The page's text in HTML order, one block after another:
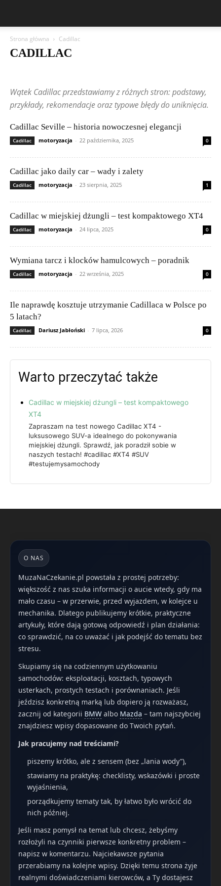
Strona główna Cadillac
CADILLAC
Ford
Geely Honda Hyundai Jeep Kia
Lamborghini
Lexus
Maserati Mazda Mercedes-Benz Mitsubishi
Nissan
Peugeot
Renault Rolls-Royce Skoda
Suzuki
Toyota Volkswagen (VW) Volvo
Wątek Cadillac przedstawiamy z różnych stron: podstawy,
przykłady, rekomendacje oraz typowe błędy do uniknięcia.
Cadillac Seville – historia nowoczesnej elegancji
Cadillac motoryzacja - 22 października, 2025 0
Cadillac jako daily car – wady i zalety
Cadillac motoryzacja - 23 sierpnia, 2025 1
Cadillac w miejskiej dżungli – test kompaktowego XT4
Cadillac motoryzacja - 24 lipca, 2025 0
Wymiana tarcz i klocków hamulcowych – poradnik
Cadillac motoryzacja - 22 września, 2025 0
Ile naprawdę kosztuje utrzymanie Cadillaca w Polsce po
5 latach?
Cadillac Dariusz Jabłoński - 7 lipca, 2026 0
Warto przeczytać także
Cadillac w miejskiej dżungli – test kompaktowego
XT4
Zapraszam na test nowego Cadillac XT4 -
luksusowego SUV-a idealnego do pokonywania
miejskiej dżungli. Sprawdź, jak poradził sobie w
naszych testach! #cadillac #XT4 #SUV
#testujemysamochody
O NAS
MuzaNaCzekanie.pl powstała z prostej potrzeby:
większość z nas szuka informacji o aucie wtedy, gdy ma
mało czasu – w przerwie, przed wyjazdem, w kolejce u
mechanika. Dlatego publikujemy krótkie, praktyczne
artykuły, które dają gotową odpowiedź i plan działania:
co sprawdzić, na co uważać i jak podejść do tematu bez
stresu.
Skupiamy się na codziennym użytkowaniu
samochodów: eksploatacji, kosztach, typowych
usterkach, prostych testach i porównaniach. Jeśli
jeździsz konkretną marką lub dopiero ją rozważasz,
zacznij od kategorii BMW albo Mazda – tam najszybciej
znajdziesz wpisy dopasowane do Twoich pytań.
Jak pracujemy nad treściami?
piszemy krótko, ale z sensem (bez „lania wody”),
stawiamy na praktykę: checklisty, wskazówki i proste
wyjaśnienia,
porządkujemy tematy tak, by łatwo było wrócić do
nich później.
Jeśli masz pomysł na temat lub chcesz, żebyśmy
rozłożyli na czynniki pierwsze konkretny problem –
napisz w komentarzu. Najciekawsze pytania
przerabiamy na kolejne wpisy. Dzięki temu strona żyje
realnymi doświadczeniami kierowców, a Ty dostajesz